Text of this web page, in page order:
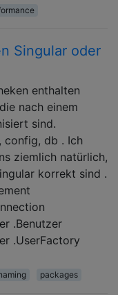
Singular oder
enthalten
nach einem
sind.
config, db . Ich
ziemlich natürlich,
korrekt sind .
.Benutzer
.UserFactory
packages